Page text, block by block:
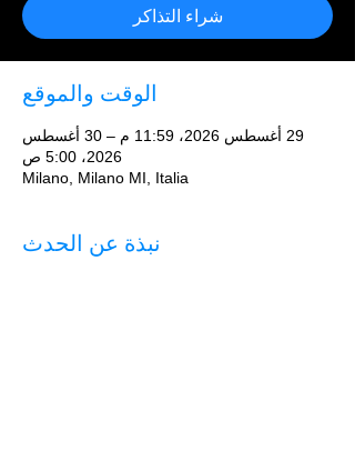
شراء التذاكر
الوقت والموقع
29 أغسطس 2026، 11:59 م – 30 أغسطس
2026، 5:00 ص
Milano, Milano MI, Italia
نبذة عن الحدث